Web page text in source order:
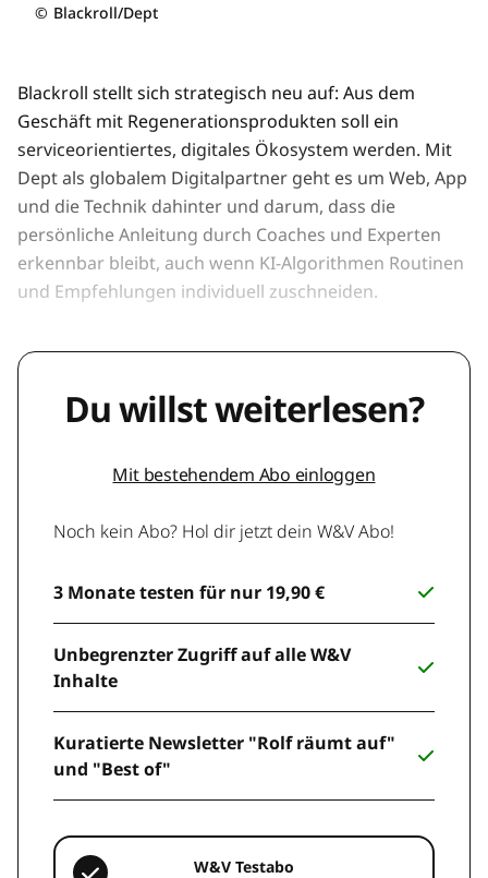
© Blackroll/Dept
Blackroll stellt sich strategisch neu auf: Aus dem
Geschäft mit Regenerationsprodukten soll ein
serviceorientiertes, digitales Ökosystem werden. Mit
Dept als globalem Digitalpartner geht es um Web, App
und die Technik dahinter und darum, dass die
persönliche Anleitung durch Coaches und Experten
erkennbar bleibt, auch wenn KI-Algorithmen Routinen
und Empfehlungen individuell zuschneiden.
Du willst weiterlesen?
Mit bestehendem Abo einloggen
Noch kein Abo? Hol dir jetzt dein W&V Abo!
3 Monate testen für nur 19,90 €
Unbegrenzter Zugriff auf alle W&V
Inhalte
Kuratierte Newsletter "Rolf räumt auf"
und "Best of"
W&V Testabo